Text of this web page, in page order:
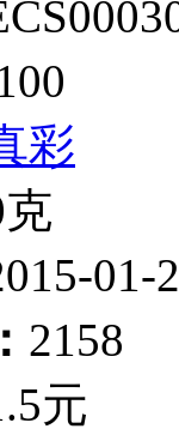
彩
01-
2158
元